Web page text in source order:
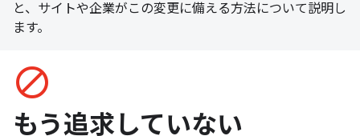
と、サイトや企業がこの変更に備える方法について説明し
ます。
block
もう追求していない